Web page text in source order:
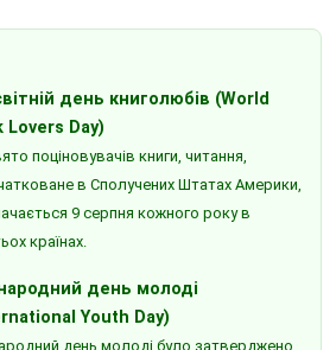
день книголюбів (World
Lovers Day)
поціновувачів книги, читання,
в Сполучених Штатах Америки,
9 серпня кожного року в
країнах.
день молоді
Youth Day)
день молоді було затверджено